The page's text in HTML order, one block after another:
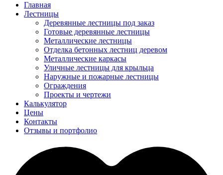
Главная
Лестницы
Деревянные лестницы под заказ
Готовые деревянные лестницы
Металлические лестницы
Отделка бетонных лестниц деревом
Металлические каркасы
Уличные лестницы для крыльца
Наружные и пожарные лестницы
Ограждения
Проекты и чертежи
Калькулятор
Цены
Контакты
Отзывы и портфолио